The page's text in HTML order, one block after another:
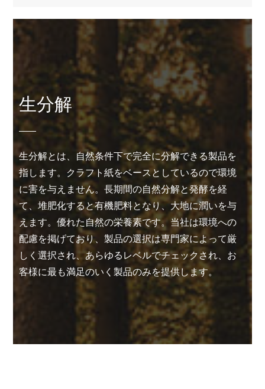
生分解
生分解とは、自然条件下で完全に分解できる製品を
指します。クラフト紙をベースとしているので環境
に害を与えません。長期間の自然分解と発酵を経
て、堆肥化すると有機肥料となり、大地に潤いを与
えます。優れた自然の栄養素です。当社は環境への
配慮を掲げており、製品の選択は専門家によって厳
しく選択され、あらゆるレベルでチェックされ、お
客様に最も満足のいく製品のみを提供します。